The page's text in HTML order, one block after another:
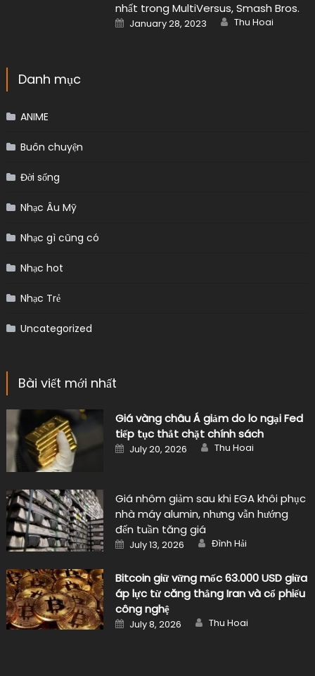
nhất trong MultiVersus, Smash Bros.
Posted
on
January 28, 2023 Author
Thu Hoai
Danh mục
ANIME
Buôn chuyện
Đời sống
Nhạc Âu Mỹ
Nhạc gì cũng có
Nhạc hot
Nhạc Trẻ
Uncategorized
Bài viết mới nhất
Giá vàng châu Á giảm do lo ngại Fed
tiếp tục thắt chặt chính sách
Posted
on
July 20, 2026 Author
Thu Hoai
Giá nhôm giảm sau khi EGA khôi phục
nhà máy alumin, nhưng vẫn hướng
đến tuần tăng giá
Posted
on
July 13, 2026 Author
Đình Hải
Bitcoin giữ vững mốc 63.000 USD giữa
áp lực từ căng thẳng Iran và cổ phiếu
công nghệ
Posted
on
July 8, 2026 Author
Thu Hoai